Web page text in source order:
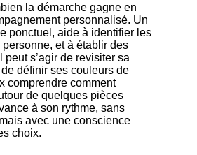
la démarche gagne en
personnalisé. Un
ponctuel, aide à identifier les
et à établir des
s’agir de revisiter sa
définir ses couleurs de
comprendre comment
de quelques pièces
à son rythme, sans
avec une conscience
choix.